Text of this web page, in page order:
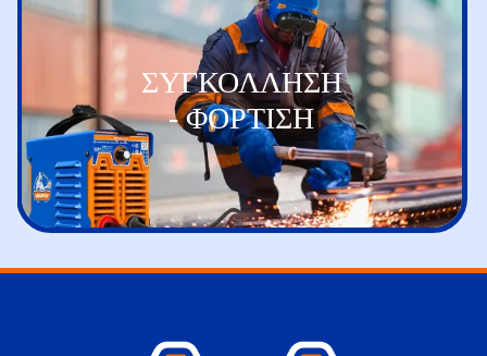
ΣΥΓΚΟΛΛΗΣΗ
- ΦΟΡΤΙΣΗ